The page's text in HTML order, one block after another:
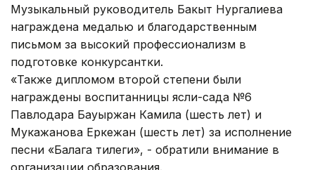
Музыкальный руководитель Бакыт Нургалиева
награждена медалью и благодарственным
письмом за высокий профессионализм в
подготовке конкурсантки.
«Также дипломом второй степени были
награждены воспитанницы ясли-сада №6
Павлодара Бауыржан Камила (шесть лет) и
Мукажанова Еркежан (шесть лет) за исполнение
песни «Балага тилеги», - обратили внимание в